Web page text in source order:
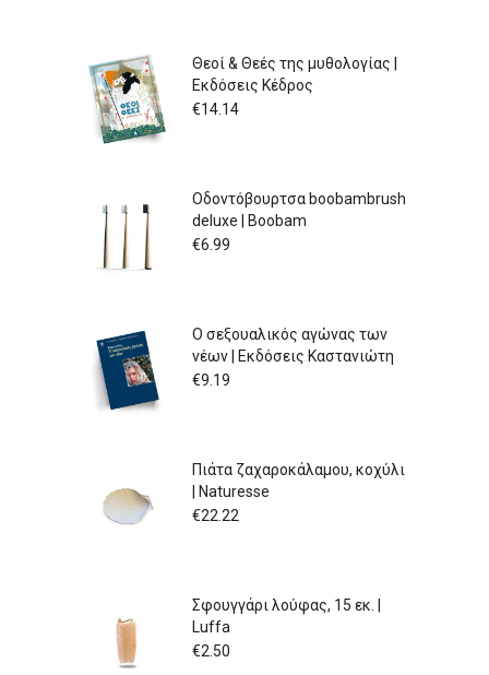
Θεοί & Θεές της μυθολογίας |
Εκδόσεις Κέδρος
€14.14
Οδοντόβουρτσα boobambrush
deluxe | Boobam
€6.99
Ο σεξουαλικός αγώνας των
νέων | Εκδόσεις Καστανιώτη
€9.19
Πιάτα ζαχαροκάλαμου, κοχύλι
| Naturesse
€22.22
Σφουγγάρι λούφας, 15 εκ. |
Luffa
€2.50